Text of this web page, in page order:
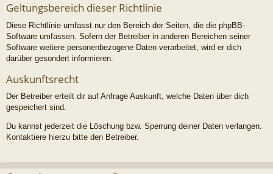
Geltungsbereich dieser Richtlinie
Diese Richtlinie umfasst nur den Bereich der Seiten, die die phpBB-
Software umfassen. Sofern der Betreiber in anderen Bereichen seiner
Software weitere personenbezogene Daten verarbeitet, wird er dich
darüber gesondert informieren.
Auskunftsrecht
Der Betreiber erteilt dir auf Anfrage Auskunft, welche Daten über dich
gespeichert sind.
Du kannst jederzeit die Löschung bzw. Sperrung deiner Daten verlangen.
Kontaktiere hierzu bitte den Betreiber.